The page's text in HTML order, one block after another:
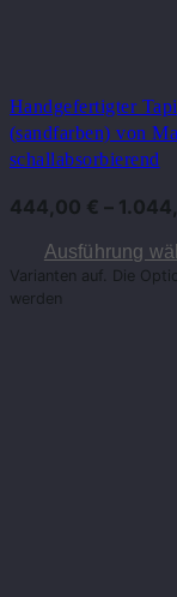
Handgefertigter
(sandfarben) von
schallabsorbierend
444,00 € –
Ausführung
Varianten auf. Die
werden